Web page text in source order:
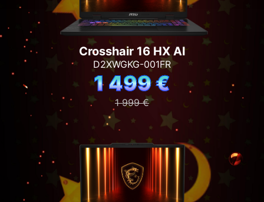
Crosshair 16 HX AI
D2XWGKG-001FR
1 499 €
1 999 €